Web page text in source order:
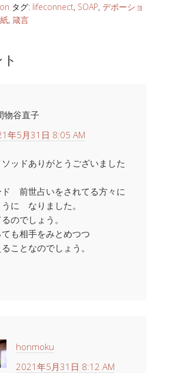
タグ: lifeconnect, SOAP, デボーショ
, 箴言
物谷直子
年5月31日 8:05 AM
ッドありがとうございました
ド 前世占いをされてる方々に
に なりました。
のでしょう。
も相手をみとめつつ
ことなのでしょう。
honmoku
2021年5月31日 8:12 AM